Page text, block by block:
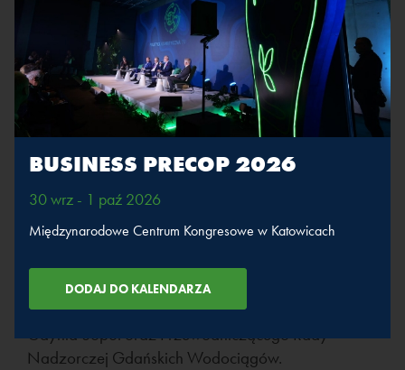
Jako Dyrektor Zarządzający ds. Zielonego
Gdańska odpowiada za transformację
energetyczną metropolii, w tym za opracowanie i
wdrażanie miejskiej polityki energetycznej,
działania na rzecz ochrony klimatu oraz
planowanie infrastruktury komunalnej. W swojej
pracy łączy strategię rozwoju z troską o środowisko
i bezpieczeństwo energetyczne mieszkańców.
nadzoruje działalność miejskich spółek
komunalnych. Pełni
funkcję Przewodniczącego Metropolitalnej Komisji
ds. Klimatu Obszaru Metropolitalnego Gdańsk
Gdynia Sopot oraz Przewodniczącego Rady
Nadzorczej Gdańskich Wodociągów.
BUSINESS PRECOP 2026
30 wrz - 1 paź 2026
Międzynarodowe Centrum Kongresowe w Katowicach